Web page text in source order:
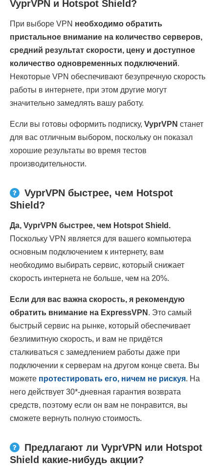
VyprVPN и Hotspot Shield?
При выборе VPN необходимо обратить
пристальное внимание на количество серверов,
средний результат скорости, цену и доступное
количество одновременных подключений.
Некоторые VPN обеспечивают безупречную скорость
работы в интернете, при этом другие могут
значительно замедлять вашу работу.
Если вы готовы оформить подписку, VyprVPN станет
для вас отличным выбором, поскольку он показал
хорошие результаты во время тестов
производительности.
VyprVPN быстрее, чем Hotspot
Shield?
Да, VyprVPN быстрее, чем Hotspot Shield.
Поскольку VPN является для вашего компьютера
основным подключением к интернету, вам
необходимо выбирать сервис, который снижает
скорость интернета не больше, чем на 20%.
Если для вас важна скорость, я рекомендую
обратить внимание на ExpressVPN . Это самый
быстрый сервис на рынке, который обеспечивает
безлимитную скорость, и вам не придётся
сталкиваться с замедлением работы даже при
подключении к серверам на другом конце света. Вы
можете протестировать его, ничем не рискуя. На
него действует 30*-дневная гарантия возврата
средств, поэтому если он вам не понравится, вы
сможете вернуть полную стоимость.
Предлагают ли VyprVPN или Hotspot
Shield какие-нибудь акции?